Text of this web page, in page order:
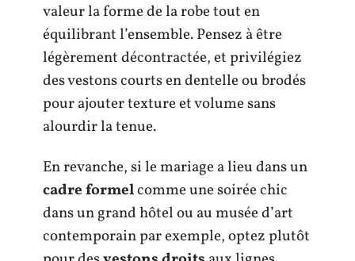
valeur la forme de la robe tout en
équilibrant l’ensemble. Pensez à être
légèrement décontractée, et privilégiez
des vestons courts en dentelle ou brodés
pour ajouter texture et volume sans
alourdir la tenue.
En revanche, si le mariage a lieu dans un
cadre formelcomme une soirée chic
dans un grand hôtel ou au musée d’art
contemporain par exemple, optez plutôt